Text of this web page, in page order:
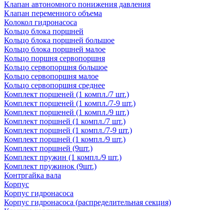
Клапан автономного понижения давления
Клапан переменного объема
Колокол гидронасоса
Кольцо блока поршней
Кольцо блока поршней большое
Кольцо блока поршней малое
Кольцо поршня сервопоршня
Кольцо сервопоршня большое
Кольцо сервопоршня малое
Кольцо сервопоршня среднее
Комплект поршеней (1 компл./7 шт.)
Комплект поршеней (1 компл./7-9 шт.)
Комплект поршеней (1 компл./9 шт.)
Комплект поршней (1 компл./7 шт.)
Комплект поршней (1 компл./7-9 шт.)
Комплект поршней (1 компл./9 шт.)
Комплект поршней (9шт.)
Комплект пружин (1 компл./9 шт.)
Комплект пружинок (9шт.)
Контргайка вала
Корпус
Корпус гидронасоса
Корпус гидронасоса (распределительная секция)